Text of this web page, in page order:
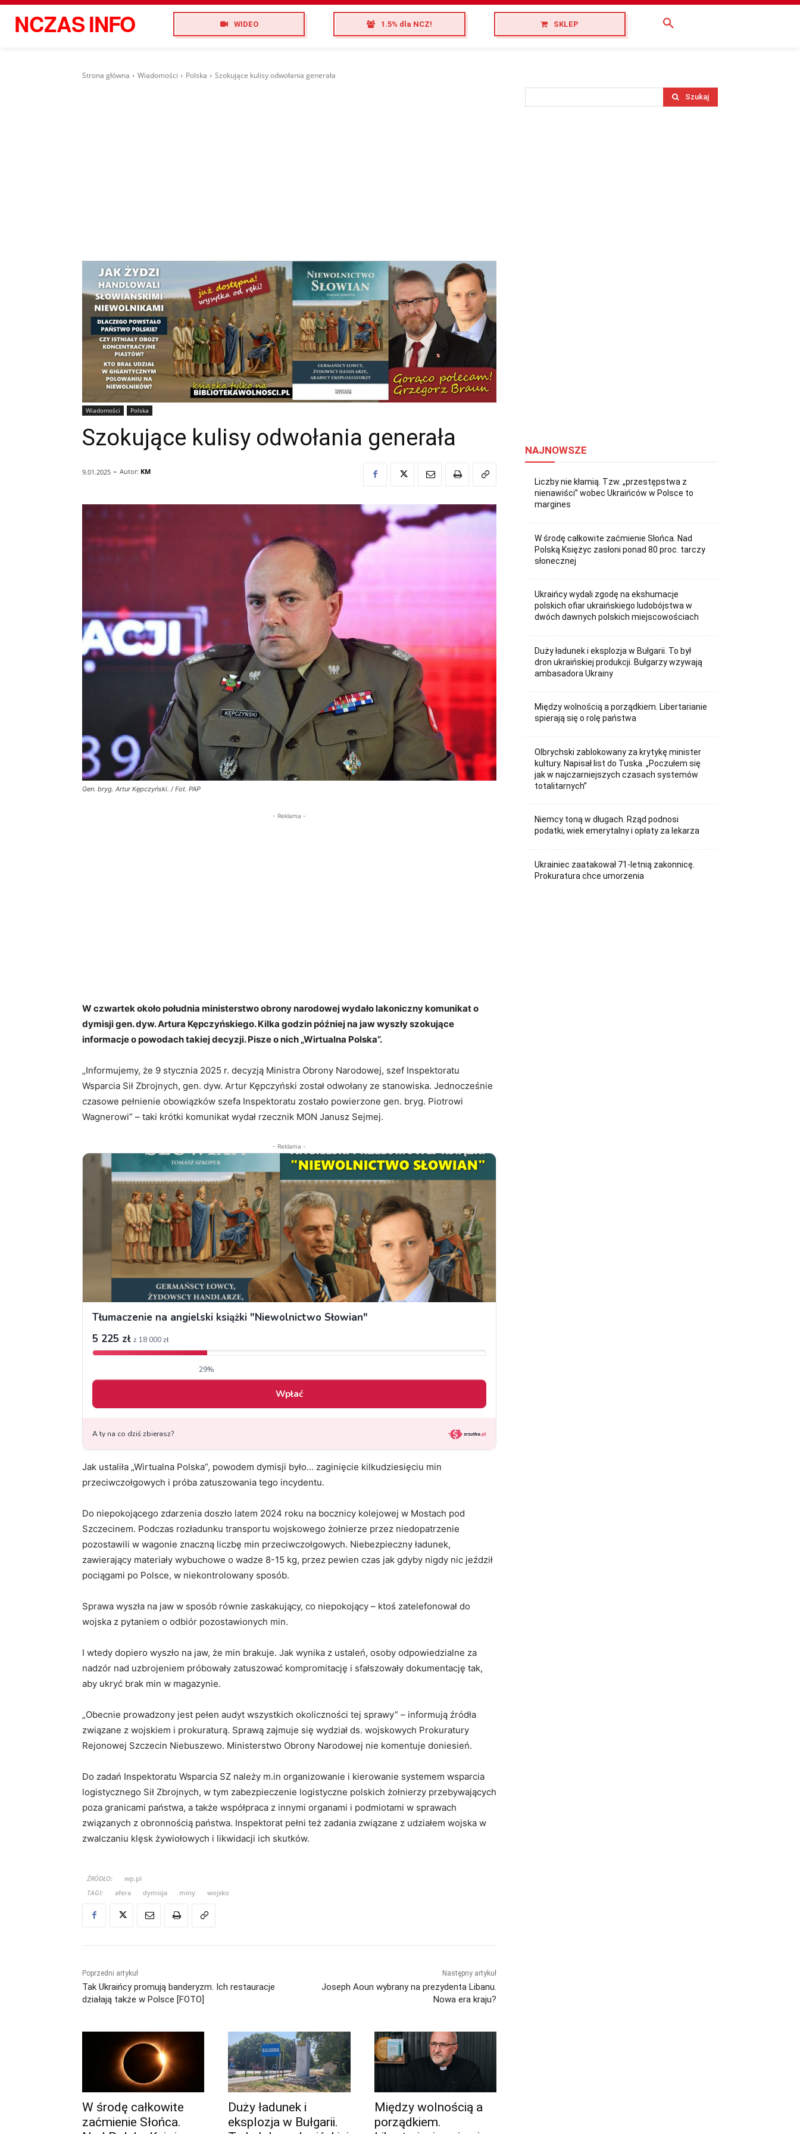
NCZASINFO WIDEO 1.5% dla NCZ! SKLEP
Strona główna Wiadomości Polska Szokujące kulisy odwołania generała
Wiadomości Polska
Szokujące kulisy odwołania generała
9.01.2025 - Autor: KM
Gen. bryg. Artur Kępczyński. / Fot. PAP
- Reklama -
W czwartek około południa ministerstwo obrony narodowej wydało lakoniczny komunikat o
dymisji gen. dyw. Artura Kępczyńskiego. Kilka godzin później na jaw wyszły szokujące
informacje o powodach takiej decyzji. Pisze o nich „Wirtualna Polska”.
„Informujemy, że 9 stycznia 2025 r. decyzją Ministra Obrony Narodowej, szef Inspektoratu
Wsparcia Sił Zbrojnych, gen. dyw. Artur Kępczyński został odwołany ze stanowiska. Jednocześnie
czasowe pełnienie obowiązków szefa Inspektoratu zostało powierzone gen. bryg. Piotrowi
Wagnerowi” – taki krótki komunikat wydał rzecznik MON Janusz Sejmej.
- Reklama -
Jak ustaliła „Wirtualna Polska”, powodem dymisji było… zaginięcie kilkudziesięciu min
przeciwczołgowych i próba zatuszowania tego incydentu.
Do niepokojącego zdarzenia doszło latem 2024 roku na bocznicy kolejowej w Mostach pod
Szczecinem. Podczas rozładunku transportu wojskowego żołnierze przez niedopatrzenie
pozostawili w wagonie znaczną liczbę min przeciwczołgowych. Niebezpieczny ładunek,
zawierający materiały wybuchowe o wadze 8-15 kg, przez pewien czas jak gdyby nigdy nic jeździł
pociągami po Polsce, w niekontrolowany sposób.
Sprawa wyszła na jaw w sposób równie zaskakujący, co niepokojący – ktoś zatelefonował do
wojska z pytaniem o odbiór pozostawionych min.
I wtedy dopiero wyszło na jaw, że min brakuje. Jak wynika z ustaleń, osoby odpowiedzialne za
nadzór nad uzbrojeniem próbowały zatuszować kompromitację i sfałszowały dokumentację tak,
aby ukryć brak min w magazynie.
„Obecnie prowadzony jest pełen audyt wszystkich okoliczności tej sprawy” – informują źródła
związane z wojskiem i prokuraturą. Sprawą zajmuje się wydział ds. wojskowych Prokuratury
Rejonowej Szczecin Niebuszewo. Ministerstwo Obrony Narodowej nie komentuje doniesień.
Do zadań Inspektoratu Wsparcia SZ należy m.in organizowanie i kierowanie systemem wsparcia
logistycznego Sił Zbrojnych, w tym zabezpieczenie logistyczne polskich żołnierzy przebywających
poza granicami państwa, a także współpraca z innymi organami i podmiotami w sprawach
związanych z obronnością państwa. Inspektorat pełni też zadania związane z udziałem wojska w
zwalczaniu klęsk żywiołowych i likwidacji ich skutków.
ŹRÓDŁO:
wp.pl
TAGI:
afera dymisja miny wojsko
Poprzedni artykuł
Tak Ukraińcy promują banderyzm. Ich restauracje
działają także w Polsce [FOTO]
Następny artykuł
Joseph Aoun wybrany na prezydenta Libanu.
Nowa era kraju?
W środę całkowite
zaćmienie Słońca.
Duży ładunek i
eksplozja w Bułgarii.
Między wolnością a
porządkiem.
Szukaj
NAJNOWSZE
Liczby nie kłamią. Tzw. „przestępstwa z
nienawiści” wobec Ukraińców w Polsce to
margines
W środę całkowite zaćmienie Słońca. Nad
Polską Księżyc zasłoni ponad 80 proc. tarczy
słonecznej
Ukraińcy wydali zgodę na ekshumacje
polskich ofiar ukraińskiego ludobójstwa w
dwóch dawnych polskich miejscowościach
Duży ładunek i eksplozja w Bułgarii. To był
dron ukraińskiej produkcji. Bułgarzy wzywają
ambasadora Ukrainy
Między wolnością a porządkiem. Libertarianie
spierają się o rolę państwa
Olbrychski zablokowany za krytykę minister
kultury. Napisał list do Tuska. „Poczułem się
jak w najczarniejszych czasach systemów
totalitarnych”
Niemcy toną w długach. Rząd podnosi
podatki, wiek emerytalny i opłaty za lekarza
Ukrainiec zaatakował 71-letnią zakonnicę.
Prokuratura chce umorzenia